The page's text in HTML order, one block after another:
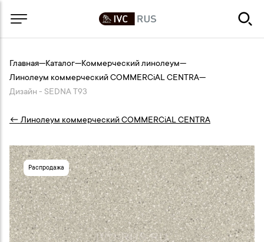
Главная—Каталог—Коммерческий линолеум—
Линолеум коммерческий COMMERCiAL CENTRA—
Дизайн - SEDNA T93
← Линолеум коммерческий COMMERCiAL CENTRA
Распродажа